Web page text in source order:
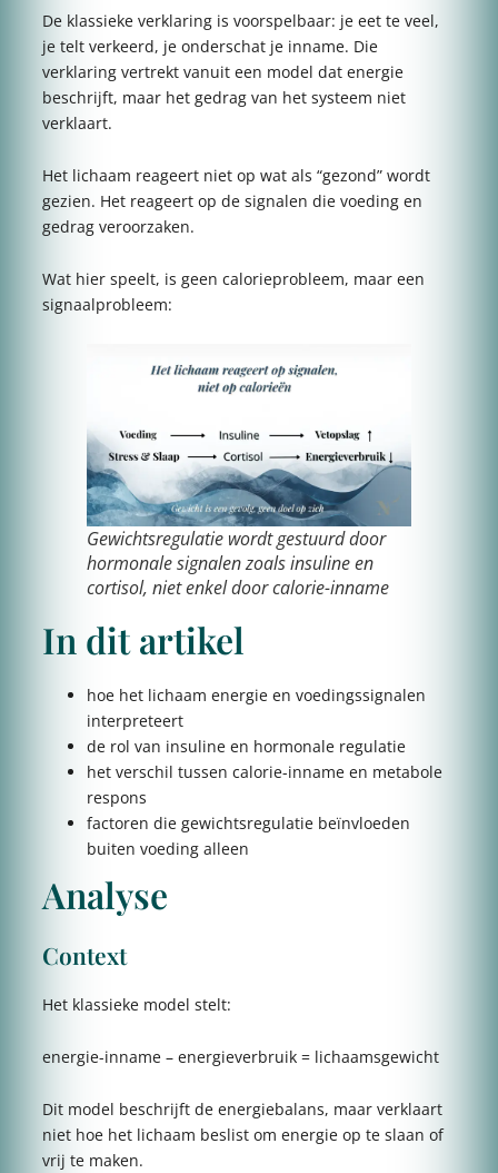
De klassieke verklaring is voorspelbaar: je eet te veel,
je telt verkeerd, je onderschat je inname. Die
verklaring vertrekt vanuit een model dat energie
beschrijft, maar het gedrag van het systeem niet
verklaart.
Het lichaam reageert niet op wat als “gezond” wordt
gezien. Het reageert op de signalen die voeding en
gedrag veroorzaken.
Wat hier speelt, is geen calorieprobleem, maar een
signaalprobleem:
Gewichtsregulatie wordt gestuurd door
hormonale signalen zoals insuline en
cortisol, niet enkel door calorie-inname
In dit artikel
hoe het lichaam energie en voedingssignalen
interpreteert
de rol van insuline en hormonale regulatie
het verschil tussen calorie-inname en metabole
respons
factoren die gewichtsregulatie beïnvloeden
buiten voeding alleen
Analyse
Context
Het klassieke model stelt:
energie-inname – energieverbruik = lichaamsgewicht
Dit model beschrijft de energiebalans, maar verklaart
niet hoe het lichaam beslist om energie op te slaan of
vrij te maken.